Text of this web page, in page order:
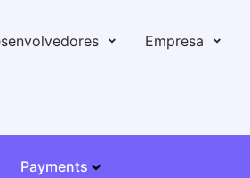
Empresa
Payments